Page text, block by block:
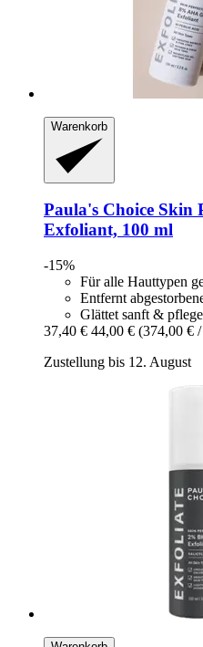
Warenkorb
Paula's Choice Skin
Exfoliant, 100 ml
-15%
Für alle Hauttypen
Entfernt
Glättet sanft &
37,40 € 44,00 € (374,00 €
Zustellung bis 12. August